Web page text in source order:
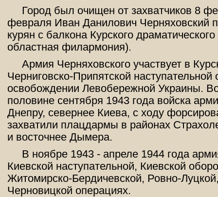
Город был очищен от захватчиков 8
февраля Иван Данилович Черняховский
курян с балкона Курского
областная филармония).
Армия Черняховского участвует в
Черниговско-Припятской наступательной
освобождении Левобережной Украины.
половине сентября 1943 года войска
Днепру, севернее Киева, с ходу
захватили плацдармы в районах
и восточнее Дымера.
В ноябре 1943 - апреле 1944 года
Киевской наступательной, Киевской
Житомирско-Бердичевской, Ровно-
Черновицкой операциях.